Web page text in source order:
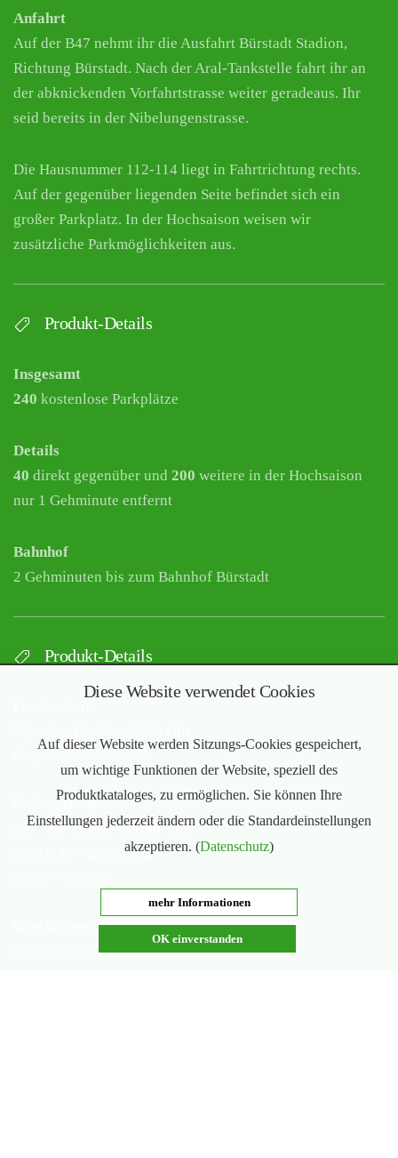
Anfahrt
Auf der B47 nehmt ihr die Ausfahrt Bürstadt Stadion,
Richtung Bürstadt. Nach der Aral-Tankstelle fahrt ihr an
der abknickenden Vorfahrtstrasse weiter geradeaus. Ihr
seid bereits in der Nibelungenstrasse.
Die Hausnummer 112-114 liegt in Fahrtrichtung rechts.
Auf der gegenüber liegenden Seite befindet sich ein
großer Parkplatz. In der Hochsaison weisen wir
zusätzliche Parkmöglichkeiten aus.
Produkt-Details
Insgesamt
240 kostenlose Parkplätze
Details
40 direkt gegenüber und 200 weitere in der Hochsaison
nur 1 Gehminute entfernt
Bahnhof
2 Gehminuten bis zum Bahnhof Bürstadt
Produkt-Details
(September – Februar)
Nebensaison
Mo – Fr:16:00 – 20:00 Uhr
10:00 – 20:00 Uhr
Nachsaisonpause:
Diese Website verwendet Cookies
Auf dieser Website werden Sitzungs-Cookies gespeichert,
um wichtige Funktionen der Website, speziell des
Produktkataloges, zu ermöglichen. Sie können Ihre
Einstellungen jederzeit ändern oder die Standardeinstellungen
akzeptieren. (Datenschutz)
mehr Informationen
OK einverstanden